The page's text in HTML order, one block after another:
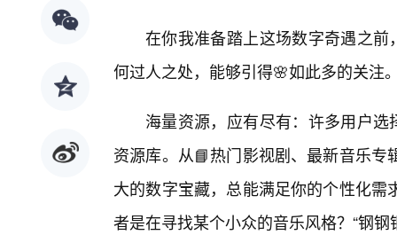
在你我准备踏上这场数字奇遇之前
何过人之处，能够引得🌸如此多的关注
海量资源，应有尽有：许多用户选
资源库。从📘热门影视剧、最新音乐
大的数字宝藏，总能满足你的个性化
者是在寻找某个小众的音乐风格？“钢